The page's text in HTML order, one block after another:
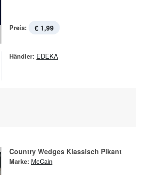
Preis: € 1,99
Händler: EDEKA
Country Wedges Klassisch Pikant
Marke: McCain